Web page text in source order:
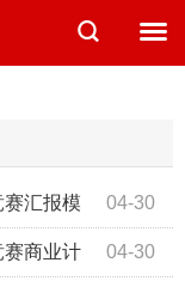
04-30
赛汇报模
04-30
赛商业计